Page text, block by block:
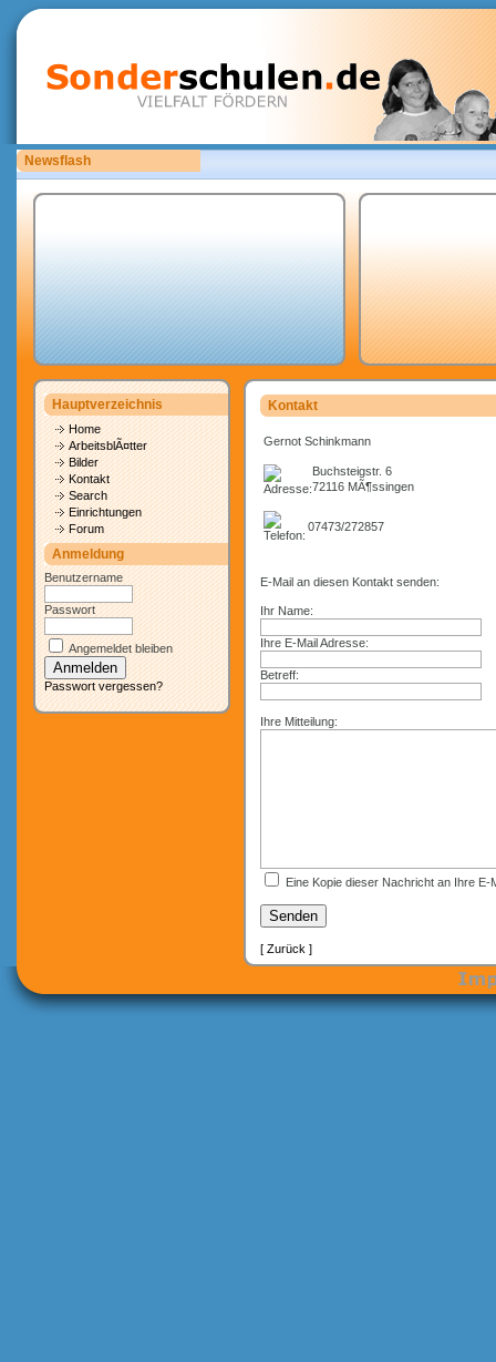
Newsflash
Sonderschulen.de ist auf der Suche nach Mitarbeitern.
Hauptverzeichnis
Home
ArbeitsblÃ¤tter
Bilder
Kontakt
Search
Einrichtungen
Forum
Anmeldung
Benutzername
Passwort
Angemeldet bleiben
Passwort vergessen?
Kontakt
Gernot Schinkmann
Buchsteigstr. 6
72116 MÃ¶ssingen
07473/272857
E-Mail an diesen Kontakt senden:
Ihr Name:
Ihre E-Mail Adresse:
Betreff:
Ihre Mitteilung:
Eine Kopie dieser Nachricht an Ihre E-
[ Zurück ]